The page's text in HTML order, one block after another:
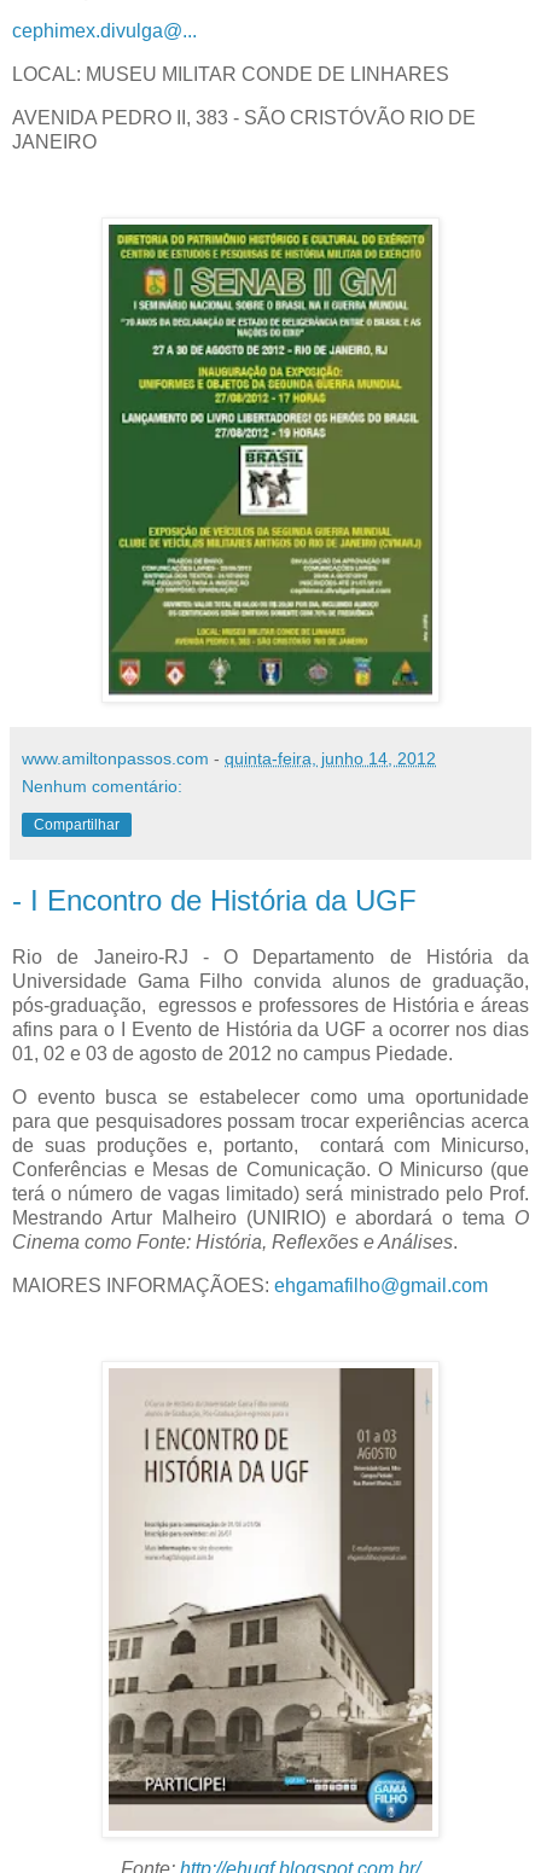
cephimex.divulga@...
LOCAL: MUSEU MILITAR CONDE DE LINHARES
AVENIDA PEDRO II, 383 - SÃO CRISTÓVÃO RIO DE
JANEIRO
www.amiltonpassos.com - quinta-feira, junho 14, 2012
Nenhum comentário:
Compartilhar
- I Encontro de História da UGF
Rio de Janeiro-RJ - O Departamento de História da
Universidade Gama Filho convida alunos de graduação,
pós-graduação, egressos e professores de História e áreas
afins para o I Evento de História da UGF a ocorrer nos dias
01, 02 e 03 de agosto de 2012 no campus Piedade.
O evento busca se estabelecer como uma oportunidade
para que pesquisadores possam trocar experiências acerca
de suas produções e, portanto, contará com Minicurso,
Conferências e Mesas de Comunicação. O Minicurso (que
terá o número de vagas limitado) será ministrado pelo Prof.
Mestrando Artur Malheiro (UNIRIO) e abordará o tema O
Cinema como Fonte: História, Reflexões e Análises.
MAIORES INFORMAÇÃOES: ehgamafilho@gmail .com
Fonte: http://ehugf.blogspot.com.br/